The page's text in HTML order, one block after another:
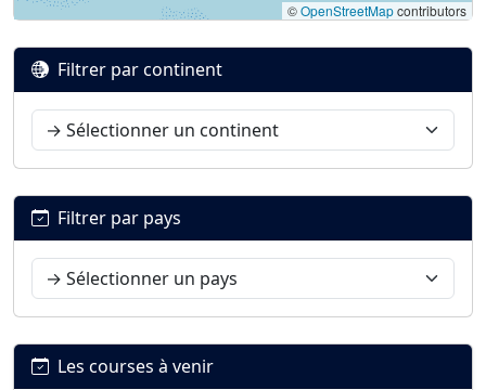
©OpenStreetMapcontributors
Filtrer par continent
Filtrer par pays
Les courses à venir